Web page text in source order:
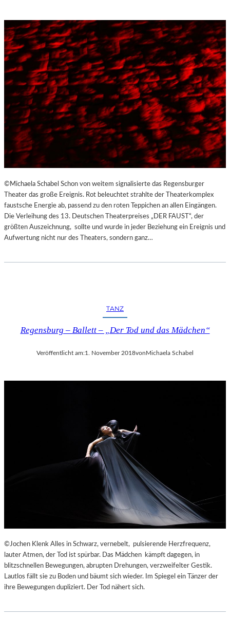
©Michaela Schabel Schon von weitem signalisierte das Regensburger
Theater das große Ereignis. Rot beleuchtet strahlte der Theaterkomplex
faustsche Energie ab, passend zu den roten Teppichen an allen Eingängen.
Die Verleihung des 13. Deutschen Theaterpreises „DER FAUST“, der
größten Auszeichnung, sollte und wurde in jeder Beziehung ein Ereignis und
Aufwertung nicht nur des Theaters, sondern ganz…
TANZ
Regensburg – Ballett – „Der Tod und das Mädchen“
Veröffentlicht am:1. November 2018vonMichaela Schabel
©Jochen Klenk Alles in Schwarz, vernebelt, pulsierende Herzfrequenz,
lauter Atmen, der Tod ist spürbar. Das Mädchen kämpft dagegen, in
blitzschnellen Bewegungen, abrupten Drehungen, verzweifelter Gestik.
Lautlos fällt sie zu Boden und bäumt sich wieder. Im Spiegel ein Tänzer der
ihre Bewegungen dupliziert. Der Tod nähert sich.